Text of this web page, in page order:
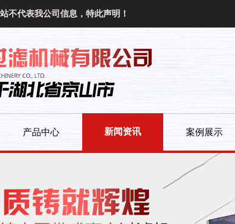
不代表我公司信息，特此声明！
产品中心 新闻资讯 案例展示